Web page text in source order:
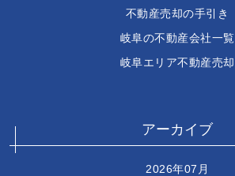
不動産売却の手引き
岐阜の不動産会社一覧
岐阜エリア不動産売却
アーカイブ
2026年07月